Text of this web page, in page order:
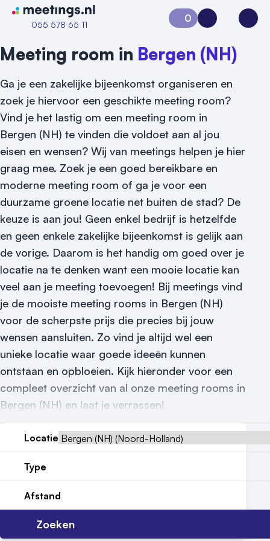
Naar home van Meetings
055 578 65 11
Vraag locatie aan
Locatiegids
Meld locatie aan
Nieuws
Reviews (5⭐️)
Contact
0
Aanvraag 0Inloggen
Meeting room in Bergen (NH)
Ga je een zakelijke bijeenkomst organiseren en
zoek je hiervoor een geschikte meeting room?
Vind je het lastig om een meeting room in
Bergen (NH) te vinden die voldoet aan al jou
eisen en wensen? Wij van meetings helpen je hier
graag mee. Zoek je een goed bereikbare en
moderne meeting room of ga je voor een
duurzame groene locatie net buiten de stad? De
keuze is aan jou! Geen enkel bedrijf is hetzelfde
en geen enkele zakelijke bijeenkomst is gelijk aan
de vorige. Daarom is het handig om goed over je
locatie na te denken want een mooie locatie kan
veel aan je meeting toevoegen! Bij meetings vind
je de mooiste meeting rooms in Bergen (NH)
voor de scherpste prijs die precies bij jouw
wensen aansluiten. Zo vind je altijd wel een
unieke locatie waar goede ideeën kunnen
ontstaan en opbloeien. Kijk hieronder voor een
compleet overzicht van al onze meeting rooms in
Bergen (NH) en laat je verrassen!
Locatie
Type
Afstand
Zoeken